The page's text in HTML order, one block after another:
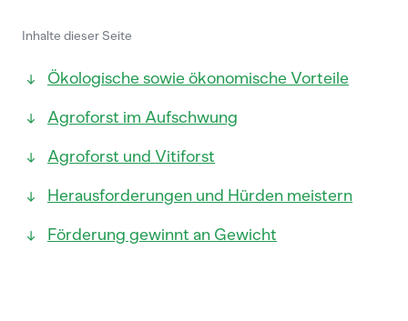
Inhalte dieser Seite
Ökologische sowie ökonomische Vorteile
Agroforst im Aufschwung
Agroforst und Vitiforst
Herausforderungen und Hürden meistern
Förderung gewinnt an Gewicht